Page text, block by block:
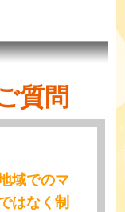
質問
域でのマ
はなく制